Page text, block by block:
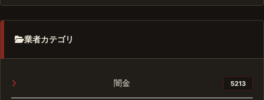
業者カテゴリ
闇金 5213